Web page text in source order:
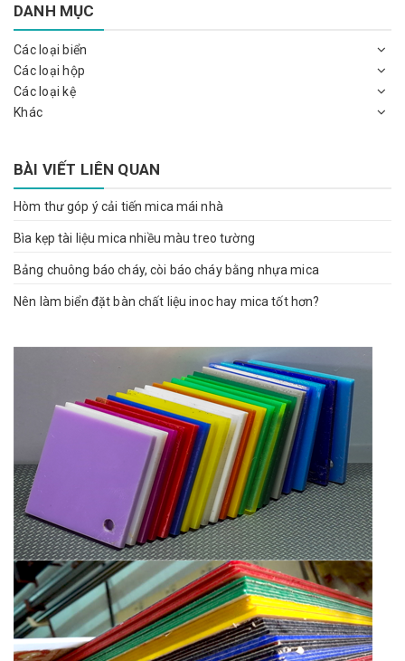
DANH MỤC
Các loại biển
Các loại hộp
Các loại kệ
Khác
BÀI VIẾT LIÊN QUAN
Hòm thư góp ý cải tiến mica mái nhà
Bìa kẹp tài liệu mica nhiều màu treo tường
Bảng chuông báo cháy, còi báo cháy bằng nhựa mica
Nên làm biển đặt bàn chất liệu inoc hay mica tốt hơn?